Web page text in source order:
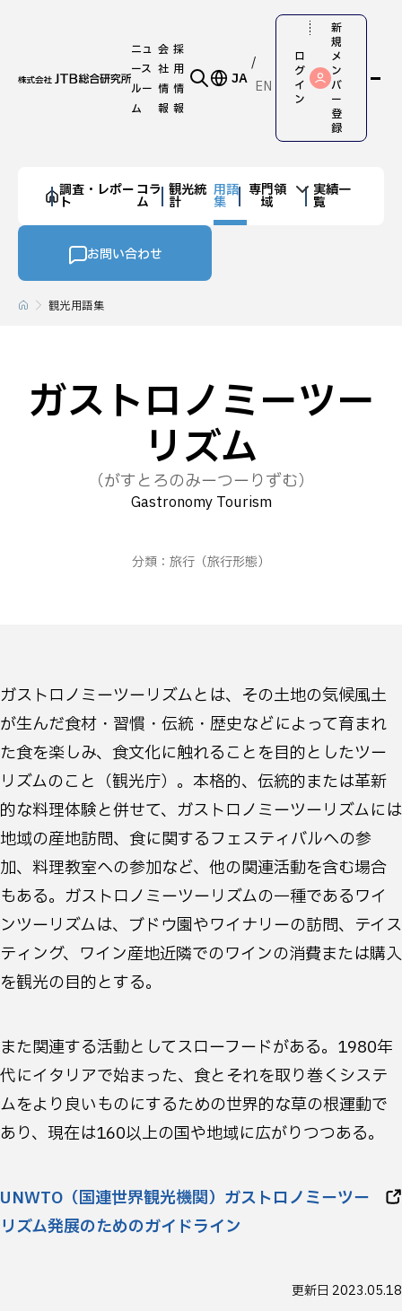
ニュ
ース
ルー
ム
会
社
情
報
採
用
情
報
JA EN
ロ
グ
イ
ン
新
規
メ
ン
バ
ー
登
録
調査・レポー
ト
コラ
ム
観光統
計
用語
集
専門領
域
実績一
覧
お問い合わせ
観光用語集
ガストロノミーツー
リズム
（がすとろのみーつーりずむ）
Gastronomy Tourism
分類： 旅行 （旅行形態）
ガストロノミーツーリズムとは、その土地の気候風土
が生んだ食材・習慣・伝統・歴史などによって育まれ
た食を楽しみ、食文化に触れることを目的としたツー
リズムのこと（観光庁）。本格的、伝統的または革新
的な料理体験と併せて、ガストロノミーツーリズムには
地域の産地訪問、食に関するフェスティバルへの参
加、料理教室への参加など、他の関連活動を含む場合
もある。ガストロノミーツーリズムの一種であるワイ
ンツーリズムは、ブドウ園やワイナリーの訪問、テイス
ティング、ワイン産地近隣でのワインの消費または購入
を観光の目的とする。
また関連する活動としてスローフードがある。1980年
代にイタリアで始まった、食とそれを取り巻くシステ
ムをより良いものにするための世界的な草の根運動で
あり、現在は160以上の国や地域に広がりつつある。
UNWTO（国連世界観光機関）ガストロノミーツー
リズム発展のためのガイドライン
更新日 2023.05.18